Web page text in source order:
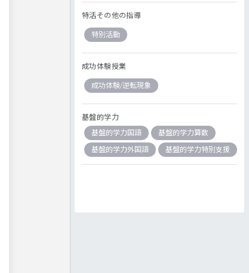
特活その他の指導
特別活動
成功体験授業
成功体験/逆転現象
基盤的学力
基盤的学力国語
基盤的学力算数
基盤的学力外国語
基盤的学力特別支援